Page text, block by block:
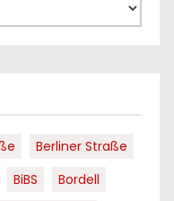
Berliner Straße
BiBS
Bordell